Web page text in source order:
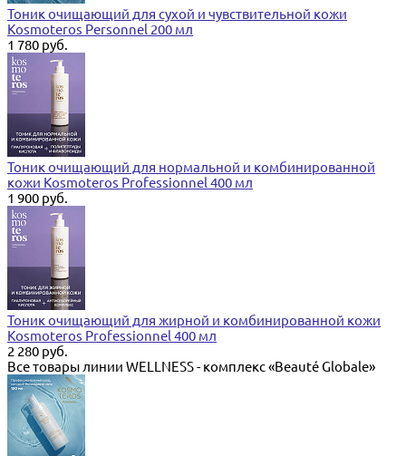
Тоник очищающий для сухой и чувствительной кожи
Kosmoteros Personnel 200 мл
1 780 руб.
Тоник очищающий для нормальной и комбинированной
кожи Kosmoteros Professionnel 400 мл
1 900 руб.
Тоник очищающий для жирной и комбинированной кожи
Kosmoteros Professionnel 400 мл
2 280 руб.
Все товары линии WELLNESS - комплекс «Beauté Globale»